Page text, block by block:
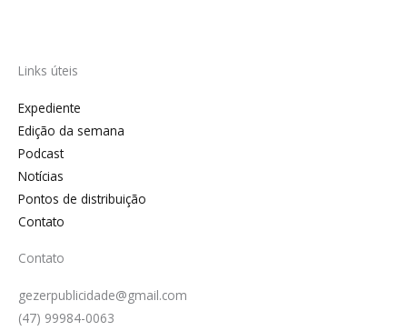
Links úteis
Expediente
Edição da semana
Podcast
Notícias
Pontos de distribuição
Contato
Contato
gezerpublicidade@gmail.com
(47) 99984-0063